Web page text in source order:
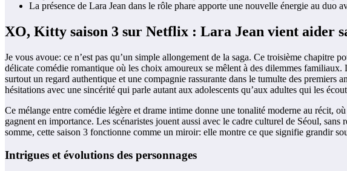
La présence de Lara Jean dans le rôle phare apporte une nouvelle énergie au duo
XO, Kitty saison 3 sur Netflix : Lara Jean vient aider
Je vous avoue: ce n’est pas qu’un simple allongement de la saga. Ce troisième chapitre
délicate comédie romantique où les choix amoureux se mêlent à des dilemmes
surtout un regard authentique et une compagnie rassurante dans le tumulte des
hésitations avec une sincérité qui parle autant aux adolescents qu’aux adultes qui les
Ce mélange entre comédie légère et drame intime donne une tonalité moderne au récit,
gagnent en importance. Les scénaristes jouent aussi avec le cadre culturel de Séoul,
somme, cette saison 3 fonctionne comme un miroir: elle montre ce que signifie grandir
Intrigues et évolutions des personnages